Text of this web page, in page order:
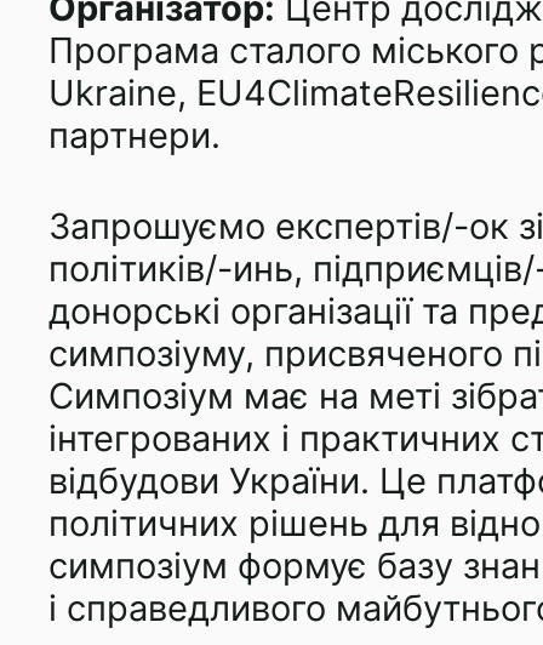
Програма сталого
Ukraine,
партнери.
Запрошуємо експертів/-ок
політиків/-инь,
донорські організації та
симпозіуму, присвяченого
Симпозіум має на меті
інтегрованих і практичних
відбудови України. Це
політичних рішень для
симпозіум формує базу
і справедливого